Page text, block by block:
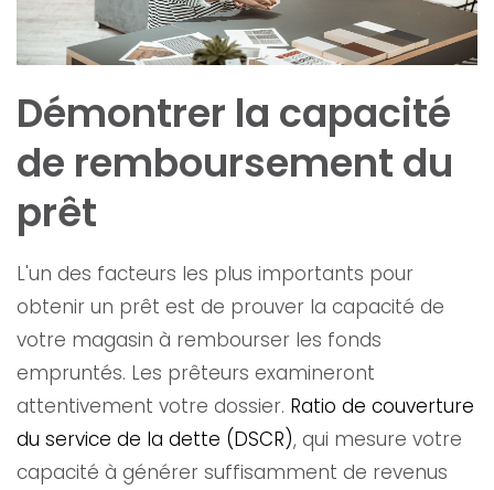
Démontrer la capacité
de remboursement du
prêt
L'un des facteurs les plus importants pour
obtenir un prêt est de prouver la capacité de
votre magasin à rembourser les fonds
empruntés. Les prêteurs examineront
attentivement votre dossier. Ratio de couverture
du service de la dette (DSCR), qui mesure votre
capacité à générer suffisamment de revenus